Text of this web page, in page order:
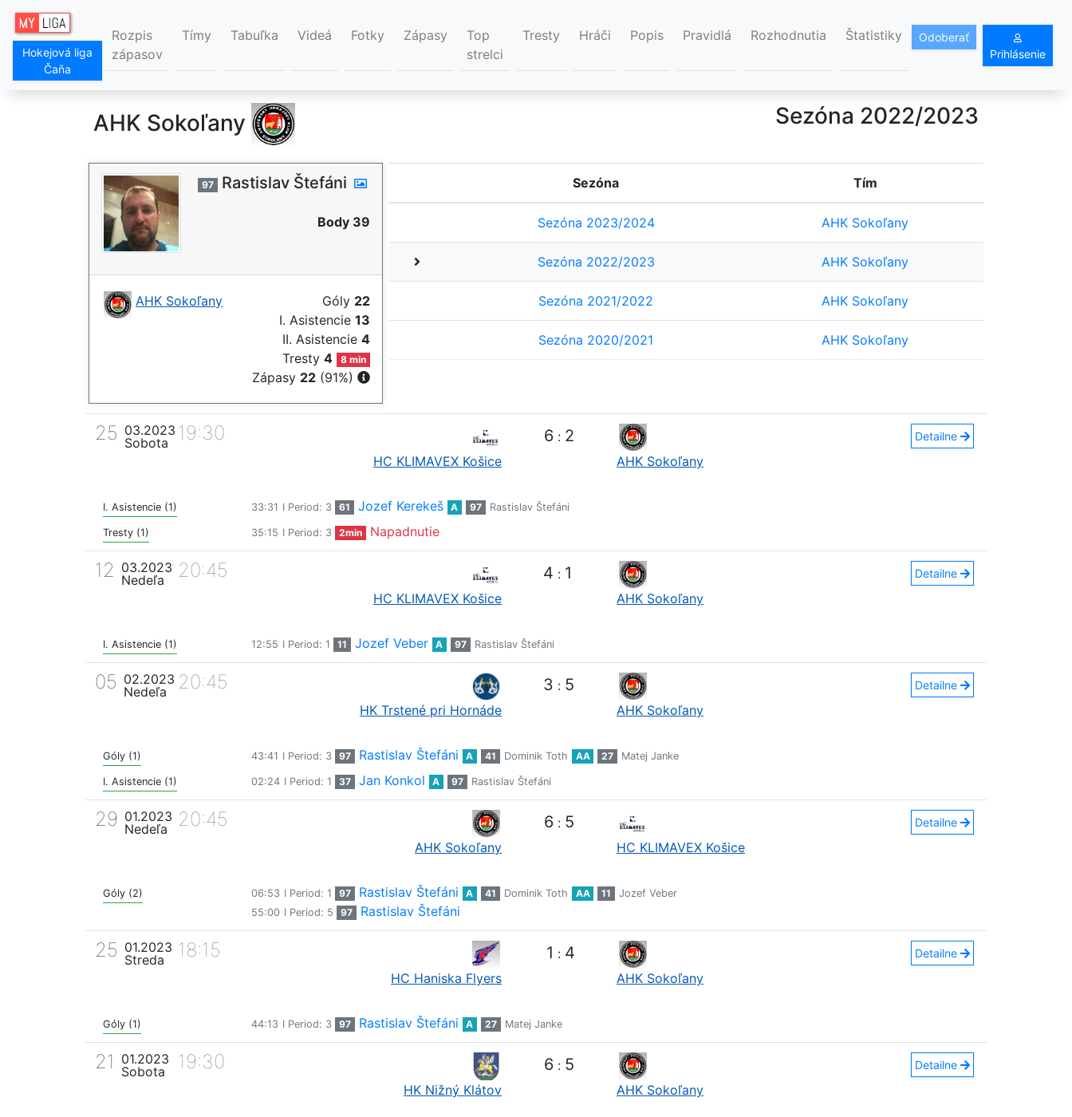
Hokejová liga
Čaňa
Rozpis
zápasov
Tímy Tabuľka Videá Fotky Zápasy
Top
strelci
Tresty Hráči Popis Pravidlá Rozhodnutia Štatistiky
Odoberať
Prihlásenie
AHK Sokoľany Sezóna 2022/2023
97 Rastislav Štefáni
Body 39
AHK Sokoľany Góly 22
I. Asistencie 13
II. Asistencie 4
Tresty4 8 min
Zápasy 22 (91%)
Sezóna Tím
Sezóna 2023/2024 AHK Sokoľany
Sezóna 2022/2023 AHK Sokoľany
Sezóna 2021/2022 AHK Sokoľany
Sezóna 2020/2021 AHK Sokoľany
25 03.2023
Sobota
19:30
HC KLIMAVEX Košice
6 : 2
AHK Sokoľany
Detailne
I. Asistencie (1) 33:31 I Period: 3 61 Jozef Kerekeš A 97 Rastislav Štefáni
Tresty (1) 35:15 I Period: 3 2min Napadnutie
12 03.2023
Nedeľa
20:45
HC KLIMAVEX Košice
4 : 1
AHK Sokoľany
Detailne
I. Asistencie (1) 12:55 I Period: 1 11 Jozef Veber A 97 Rastislav Štefáni
05 02.2023
Nedeľa
20:45
HK Trstené pri Hornáde
3 : 5
AHK Sokoľany
Detailne
Góly (1) 43:41 I Period: 3 97 Rastislav Štefáni A 41 Dominik Toth AA 27 Matej Janke
I. Asistencie (1) 02:24 I Period: 1 37 Jan Konkol A 97 Rastislav Štefáni
29 01.2023
Nedeľa
20:45
AHK Sokoľany
6 : 5
HC KLIMAVEX Košice
Detailne
Góly (2) 06:53 I Period: 1 97 Rastislav Štefáni A 41 Dominik Toth AA 11
Jozef Veber
55:00 I Period: 5 97 Rastislav Štefáni
25 01.2023
Streda
18:15
HC Haniska Flyers
1 : 4
AHK Sokoľany
Detailne
Góly (1) 44:13 I Period: 3 97 Rastislav Štefáni A 27 Matej Janke
21
01.2023
Sobota
19:30
HK Nižný Klátov
6 : 5
AHK Sokoľany
Detailne